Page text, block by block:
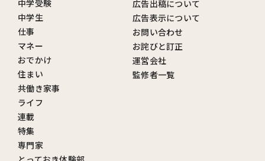
中学受験
中学生
仕事
マネー
おでかけ
住まい
共働き家事
ライフ
連載
特集
専門家
広告出稿について
広告表示について
お問い合わせ
お詫びと訂正
運営会社
監修者一覧